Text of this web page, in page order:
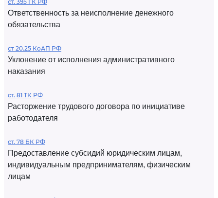
ст. 395 ГК РФ
Ответственность за неисполнение денежного
обязательства
ст 20.25 КоАП РФ
Уклонение от исполнения административного
наказания
ст. 81 ТК РФ
Расторжение трудового договора по инициативе
работодателя
ст. 78 БК РФ
Предоставление субсидий юридическим лицам,
индивидуальным предпринимателям, физическим
лицам